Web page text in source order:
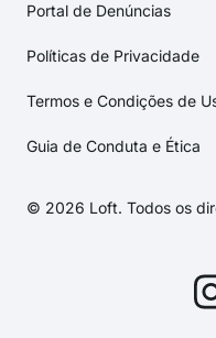
Portal de Denúncias
Políticas de Privacidade
Termos e Condições de
Guia de Conduta e Ética
© 2026 Loft. Todos os